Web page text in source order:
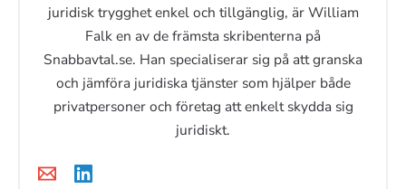
juridisk trygghet enkel och tillgänglig, är William
Falk en av de främsta skribenterna på
Snabbavtal.se. Han specialiserar sig på att granska
och jämföra juridiska tjänster som hjälper både
privatpersoner och företag att enkelt skydda sig
juridiskt.